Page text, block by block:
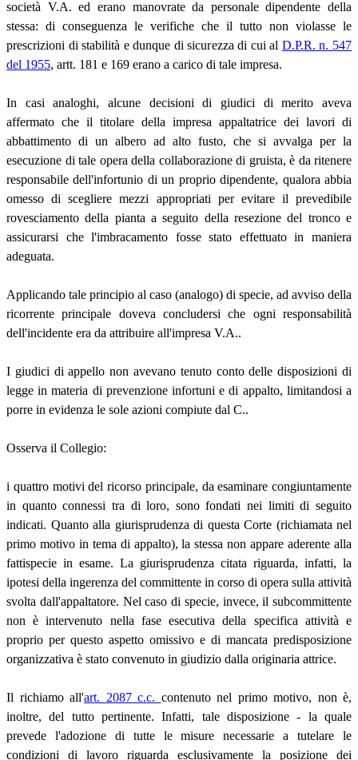
società V.A. ed erano manovrate da personale dipendente della
stessa: di conseguenza le verifiche che il tutto non violasse le
prescrizioni di stabilità e dunque di sicurezza di cui al D.P.R. n. 547
del 1955, artt. 181 e 169 erano a carico di tale impresa.
In casi analoghi, alcune decisioni di giudici di merito aveva
affermato che il titolare della impresa appaltatrice dei lavori di
abbattimento di un albero ad alto fusto, che si avvalga per la
esecuzione di tale opera della collaborazione di gruista, è da ritenere
responsabile dell'infortunio di un proprio dipendente, qualora abbia
omesso di scegliere mezzi appropriati per evitare il prevedibile
rovesciamento della pianta a seguito della resezione del tronco e
assicurarsi che l'imbracamento fosse stato effettuato in maniera
adeguata.
Applicando tale principio al caso (analogo) di specie, ad avviso della
ricorrente principale doveva concludersi che ogni responsabilità
dell'incidente era da attribuire all'impresa V.A..
I giudici di appello non avevano tenuto conto delle disposizioni di
legge in materia di prevenzione infortuni e di appalto, limitandosi a
porre in evidenza le sole azioni compiute dal C..
Osserva il Collegio:
i quattro motivi del ricorso principale, da esaminare congiuntamente
in quanto connessi tra di loro, sono fondati nei limiti di seguito
indicati. Quanto alla giurisprudenza di questa Corte (richiamata nel
primo motivo in tema di appalto), la stessa non appare aderente alla
fattispecie in esame. La giurisprudenza citata riguarda, infatti, la
ipotesi della ingerenza del committente in corso di opera sulla attività
svolta dall'appaltatore. Nel caso di specie, invece, il subcommittente
non è intervenuto nella fase esecutiva della specifica attività e
proprio per questo aspetto omissivo e di mancata predisposizione
organizzativa è stato convenuto in giudizio dalla originaria attrice.
Il richiamo all'art. 2087 c.c. contenuto nel primo motivo, non è,
inoltre, del tutto pertinente. Infatti, tale disposizione - la quale
prevede l'adozione di tutte le misure necessarie a tutelare le
condizioni di lavoro riguarda esclusivamente la posizione dei